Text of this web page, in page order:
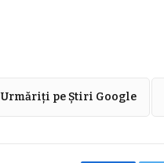
Urmăriți pe Știri Google